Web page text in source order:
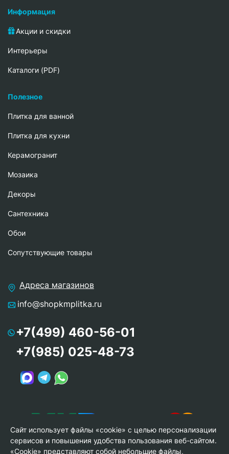
Информация
Акции и скидки
Интерьеры
Каталоги (PDF)
Полезное
Плитка для ванной
Плитка для кухни
Керамогранит
Мозаика
Декоры
Сантехника
Обои
Сопутствующие товары
Адреса магазинов
info@shopkmplitka.ru
+7(499) 460-56-01
+7(985) 025-48-73
Сайт использует файлы «cookie» с целью персонализации
сервисов и повышения удобства пользования веб-сайтом.
«Cookie» представляют собой небольшие файлы,